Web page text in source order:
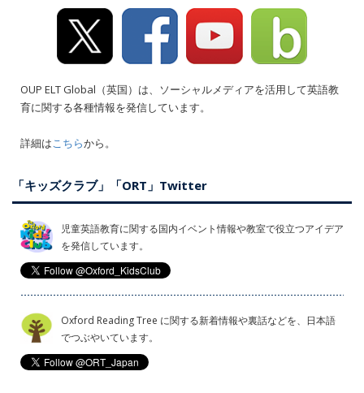
OUP ELT Global（英国）は、ソーシャルメディアを活用して英語教
育に関する各種情報を発信しています。
詳細はこちらから。
「キッズクラブ」「ORT」Twitter
児童英語教育に関する国内イベント情報や教室で役立つアイデア
を発信しています。
Oxford Reading Tree に関する新着情報や裏話などを、日本語
でつぶやいています。